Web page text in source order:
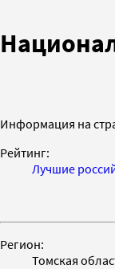
Информация на
Рейтинг:
Лучшие
Регион:
Томская